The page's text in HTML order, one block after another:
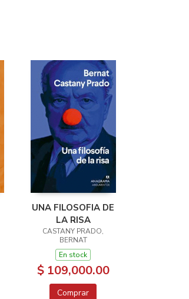
UNA FILOSOFIA DE
LA RISA
CASTANY PRADO,
BERNAT
En stock
$ 109,000.00
Comprar